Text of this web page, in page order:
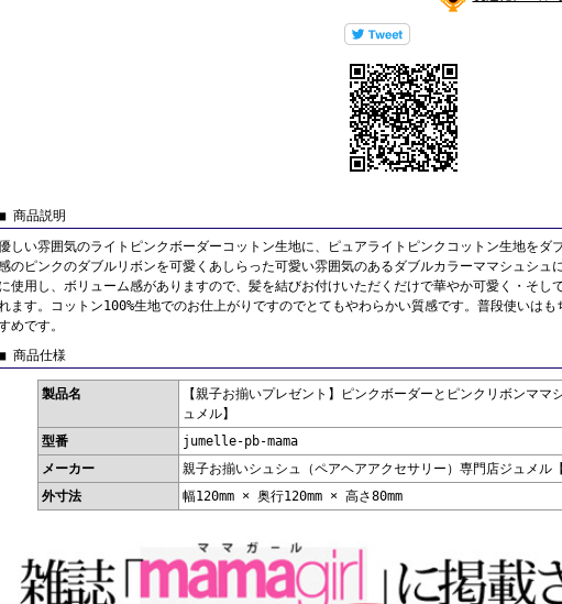
商品説明
しい雰囲気のライトピンクボーダーコットン生地に、ピュアライトピンクコットン生地をダ
のピンクのダブルリボンを可愛くあしらった可愛い雰囲気のあるダブルカラーママシュシュ
に使用し、ボリューム感がありますので、髪を結びお付けいただくだけで華やか可愛く・そし
ます。コットン100%生地でのお仕上がりですのでとてもやわらかい質感です。普段使いは
めです。
商品仕様
製品名
【親子お揃いプレゼント】ピンクボーダーとピンクリボンマ
ュメル】
型番
jumelle-pb-mama
メーカー
親子お揃いシュシュ（ペアヘアアクセサリー）専門店ジュメル
外寸法
幅120mm × 奥行120mm × 高さ80mm